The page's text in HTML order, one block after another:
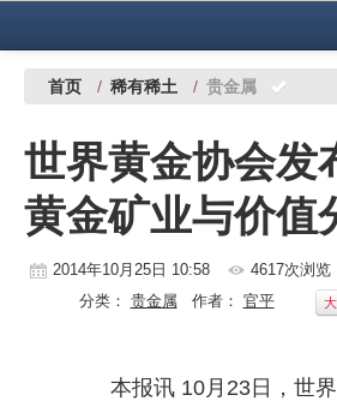
中国有色金属报社主办 广告服务
铜镍铅锌
铝
稀有稀土
首页 / 稀有稀土 / 贵金属
世界黄金协会发
黄金矿业与价值
2014年10月25日 10:58 4617次浏览
分类： 贵金属 作者： 官平
本报讯 10月23日，世界